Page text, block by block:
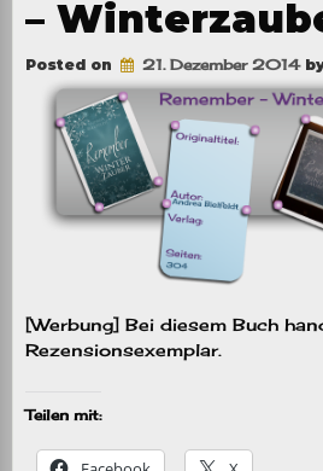
–
Posted on 21. Dezember 2014
[Werbung] Bei diesem Buch
Rezensionsexemplar.
Teilen mit: